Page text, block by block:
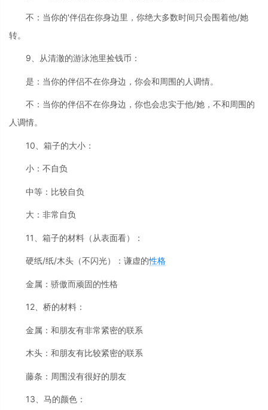
不：当你的'伴侣在你身边里，你绝大多数时间只会围着他/她
转。
9、从清澈的游泳池里捡钱币：
是：当你的伴侣不在你身边，你会和周围的人调情。
不：当你的伴侣不在你身边，你也会忠实于他/她，不和周围的
人调情。
10、箱子的大小：
小：不自负
中等：比较自负
大：非常自负
11、箱子的材料（从表面看）：
硬纸/纸/木头（不闪光）：谦虚的性格
金属：骄傲而顽固的性格
12、桥的材料：
金属：和朋友有非常紧密的联系
木头：和朋友有比较紧密的联系
藤条：周围没有很好的朋友
13、马的颜色：